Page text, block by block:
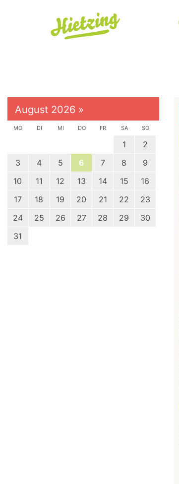
August 2026 »
MO DI MI DO FR SA SO
1
2
3
4 5 6 7 8
9
10
11 12 13 14 15
16
17
18 19 20 21 22
23
24
25 26 27 28 29
30
31